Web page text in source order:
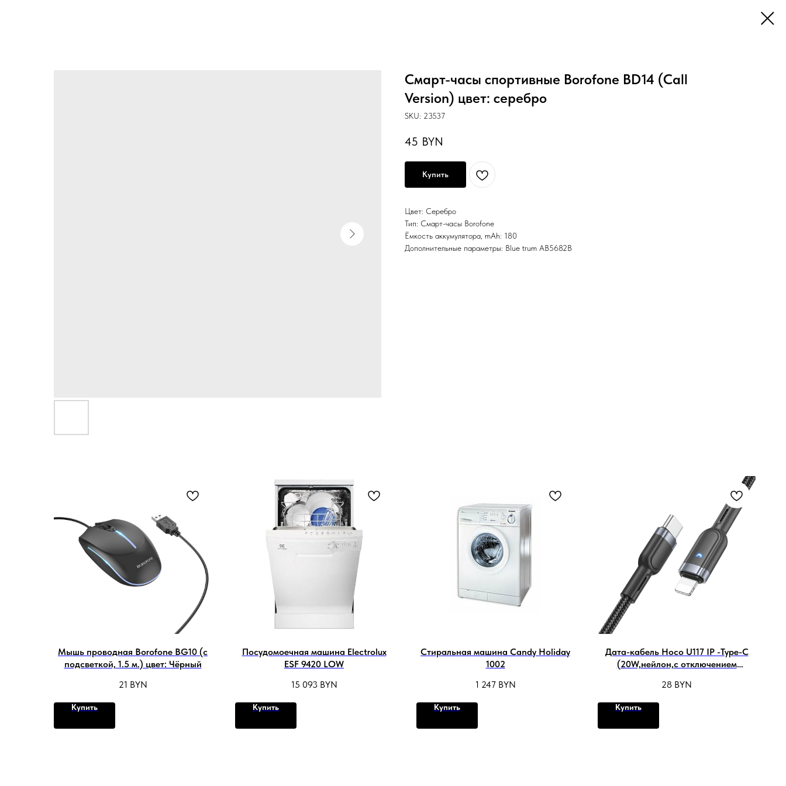
Смарт-часы спортивные Borofone BD14 (Call
Version) цвет: серебро
SKU: 23537
45 BYN
Купить
Цвет: Серебро
Тип: Смарт-часы Borofone
Ёмкость аккумулятора, mAh: 180
Дополнительные параметры: Blue trum AB5682B
Мышь проводная Borofone BG10 (с
подсветкой, 1.5 м.) цвет: Чёрный
21 BYN
Купить
Посудомоечная машина Electrolux
ESF 9420 LOW
15 093 BYN
Купить
Стиральная машина Candy Holiday
1002
1 247 BYN
Купить
Дата-кабель Hoco U117 IP -Type-C
(20W,нейлон,с отключением
28 BYN
Купить